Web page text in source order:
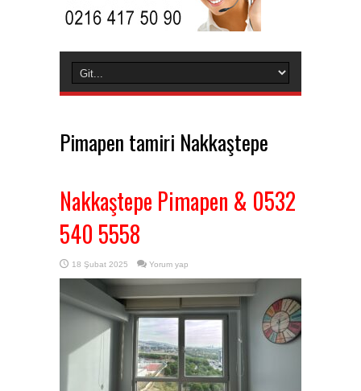
Pimapen tamiri Nakkaştepe
Nakkaştepe Pimapen & 0532
540 5558
18 Şubat 2025 Yorum yap